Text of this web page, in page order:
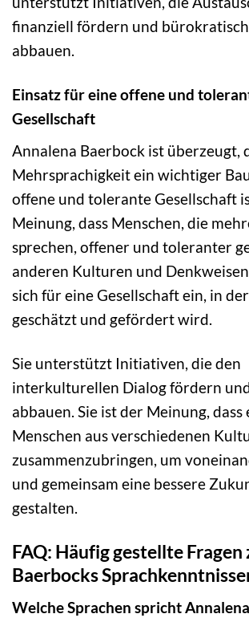
finanziell fördern und
abbauen.
Einsatz für eine offene und
Gesellschaft
Annalena Baerbock ist überzeugt,
Mehrsprachigkeit ein wichtiger
offene und tolerante Gesellschaft
Meinung, dass Menschen, die
sprechen, offener und toleranter
anderen Kulturen und
sich für eine Gesellschaft ein, in
geschätzt und gefördert wird.
Sie unterstützt Initiativen, die den
interkulturellen Dialog fördern
abbauen. Sie ist der Meinung, dass
Menschen aus verschiedenen
zusammenzubringen, um
und gemeinsam eine bessere
gestalten.
FAQ: Häufig gestellte Fragen
Baerbocks
Welche Sprachen spricht